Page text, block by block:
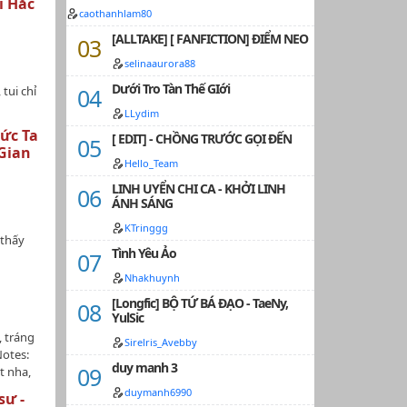
hai
2021)
tui chỉ
Ta
có
·
nữ,
phải
tráng
nha,
-
caothanhlam80
[ALLTAKE] [ FANFICTION] ĐIỂM NEO
selinaaurora88
Dưới Tro Tàn Thế GIới
LLydim
[ EDIT] - CHỒNG TRƯỚC GỌI ĐẾN
Hello_Team
LINH UYỂN CHI CA - KHỞI LINH
ÁNH SÁNG
KTringgg
Tình Yêu Ảo
Nhakhuynh
[Longfic] BỘ TỨ BÁ ĐẠO - TaeNy,
YulSic
Sirelris_Avebby
duy manh 3
duymanh6990